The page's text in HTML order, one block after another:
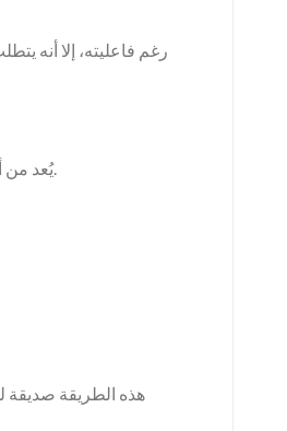
رغم فاعليته، إلا أنه
يُعد من أكثر الأساليب فعالية ويستخدم ضغط ماء عالٍ لإزالة الرواسب. مثالي لإزالة الانسدادات العنيدة والشحوم والترسبات.
هذه الطريقة صديقة